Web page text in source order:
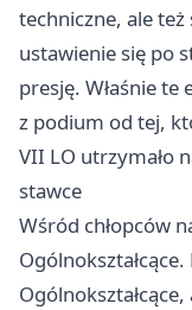
techniczne, ale
ustawienie się po
presję. Właśnie
z podium od tej,
VII LO utrzymało
stawce
Wśród chłopców